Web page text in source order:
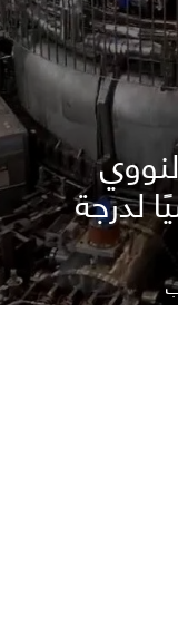
لدرجة